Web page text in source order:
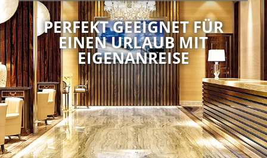
PERFEKT GEEIGNET FÜR
EINEN URLAUB MIT
EIGENANREISE